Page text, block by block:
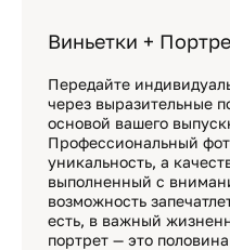
Виньетки +
Передайте
через выразительные
основой вашего
Профессиональный
уникальность, а
выполненный с
возможность
есть, в важный
портрет — это